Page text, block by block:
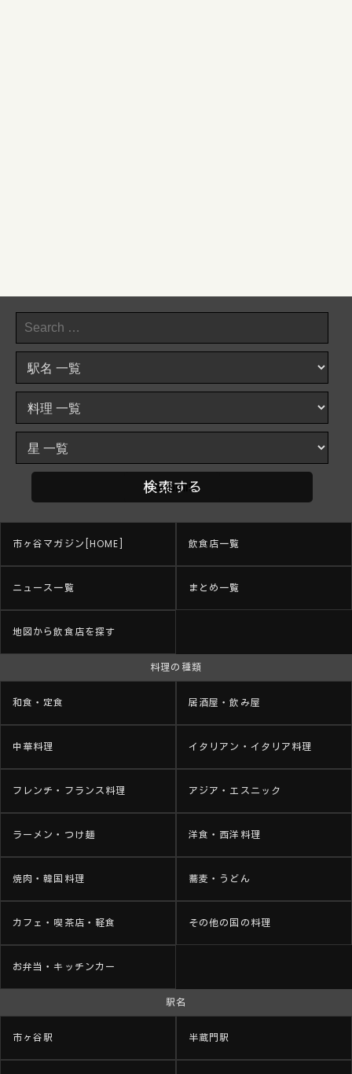
市ヶ谷マガジン[HOME] 飲食店一覧
ニュース一覧 まとめ一覧
地図から飲食店を探す
料理の種類
和食・定食 居酒屋・飲み屋
中華料理 イタリアン・イタリア料理
フレンチ・フランス料理 アジア・エスニック
ラーメン・つけ麺 洋食・西洋料理
焼肉・韓国料理 蕎麦・うどん
カフェ・喫茶店・軽食 その他の国の料理
お弁当・キッチンカー
駅名
市ヶ谷駅 半蔵門駅